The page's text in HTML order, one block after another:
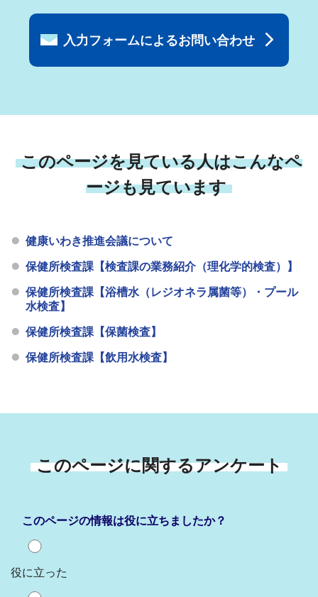
入力フォームによるお問い合わせ
このページを見ている人はこんなペ
ージも見ています
健康いわき推進会議について
保健所検査課【検査課の業務紹介（理化学的検査）】
保健所検査課【浴槽水（レジオネラ属菌等）・プール
水検査】
保健所検査課【保菌検査】
保健所検査課【飲用水検査】
このページに関するアンケート
このページの情報は役に立ちましたか？
役に立った